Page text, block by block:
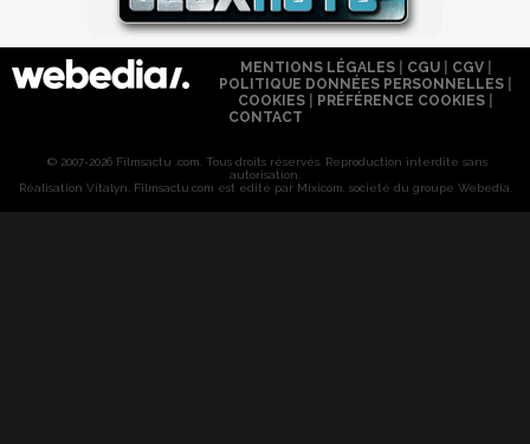
MENTIONS LÉGALES| CGU| CGV|
POLITIQUE DONNÉES PERSONNELLES
COOKIES
PRÉFÉRENCE COOKIES
CONTACT
© 2007-2026 Filmsactu .com. Tous droits réservés. Reproduction interdite sans
autorisation.
Réalisation Vitalyn . Filmsactu .com est édité par Mixicom, société du groupe Webedia.